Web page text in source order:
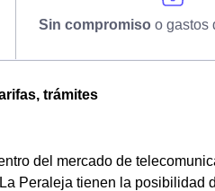
Sin compromiso o gastos
trámites
del mercado de
Peraleja tienen la posibilidad